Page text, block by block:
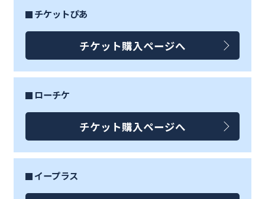
チケットぴあ
チケット購入ページへ
ローチケ
チケット購入ページへ
イープラス